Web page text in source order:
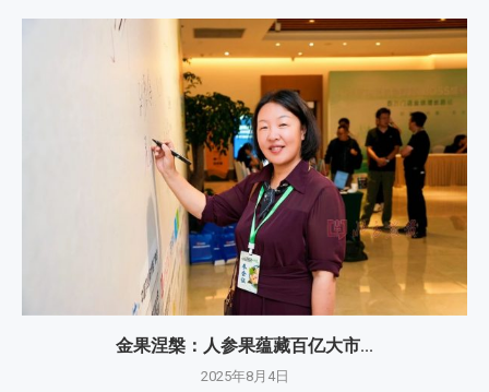
金果涅槃：人参果蕴藏百亿大市...
2025年8月4日